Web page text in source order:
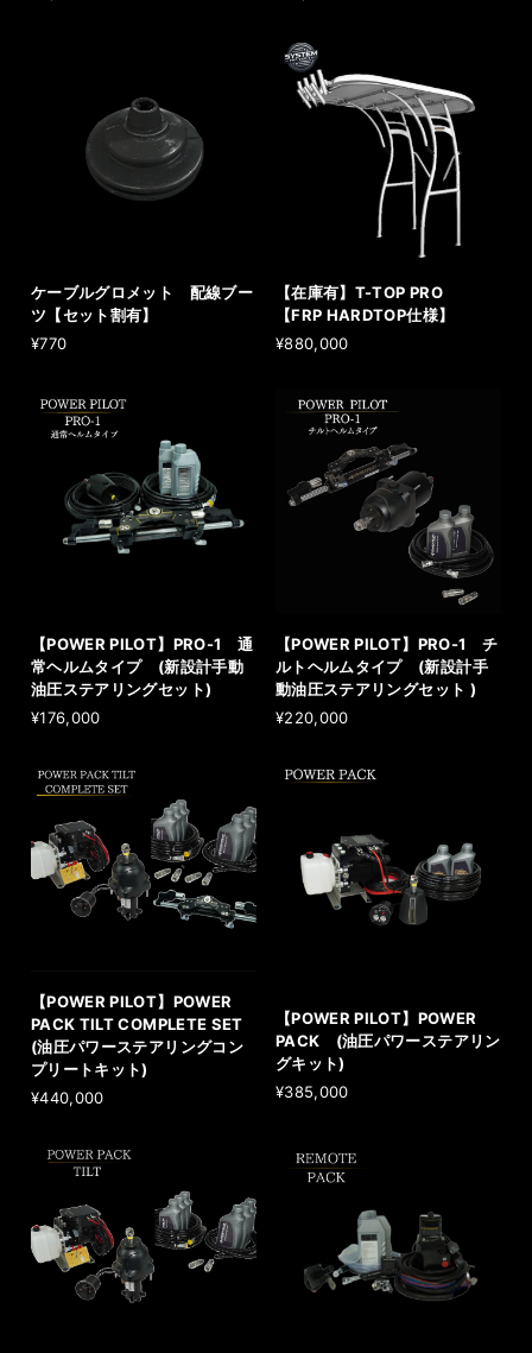
ケーブルグロメット 配線ブー
ツ【セット割有】
¥770
【在庫有】T-TOP PRO
【FRP HARDTOP仕様】
¥880,000
【POWER PILOT】PRO-1 通
常ヘルムタイプ (新設計手動
油圧ステアリングセット)
¥176,000
【POWER PILOT】PRO-1 チ
ルトヘルムタイプ (新設計手
動油圧ステアリングセット )
¥220,000
【POWER PILOT】POWER
PACK TILT COMPLETE SET
(油圧パワーステアリングコン
プリートキット)
¥440,000
【POWER PILOT】POWER
PACK (油圧パワーステアリン
グキット)
¥385,000